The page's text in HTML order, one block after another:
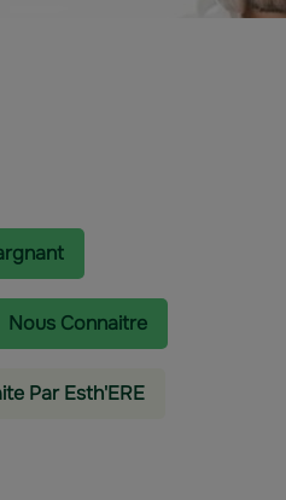
Nous Connaitre
Par Esth'ERE